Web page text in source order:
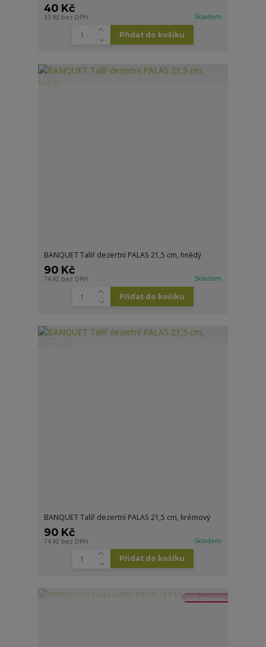
40 Kč
33 Kč bez DPH Skladem
Přidat do košíku
BANQUET Talíř dezertní PALAS 21,5 cm, hnědý
90 Kč
74 Kč bez DPH Skladem
Přidat do košíku
BANQUET Talíř dezertní PALAS 21,5 cm, krémový
90 Kč
74 Kč bez DPH Skladem
Přidat do košíku
TOP produkt